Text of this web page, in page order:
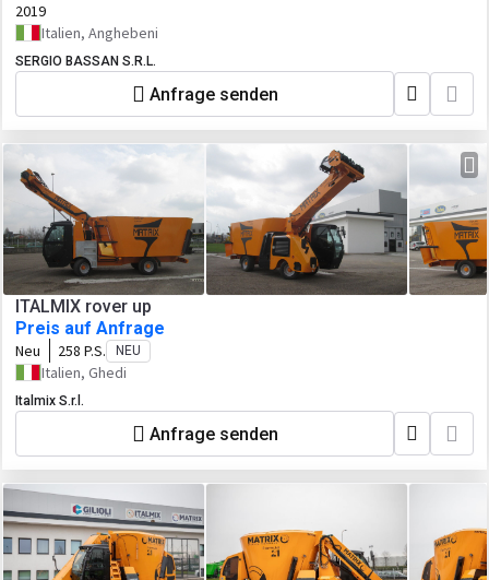
2019
Italien, Anghebeni
SERGIO BASSAN S.R.L.
Anfrage senden
ITALMIX rover up
Preis auf Anfrage
Neu 258 P.S. NEU
Italien, Ghedi
Italmix S.r.l.
Anfrage senden